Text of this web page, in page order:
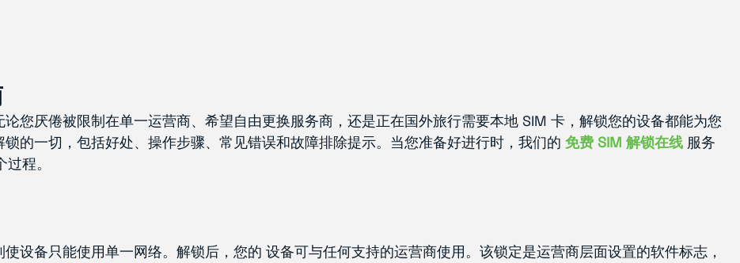
您厌倦被限制在单一运营商、希望自由更换服务商，还是正在国外旅行需要本地 SIM 卡，解锁您的设备都能为您
的一切，包括好处、操作步骤、常见错误和故障排除提示。当您准备好进行时，我们的 免费 SIM 解锁在线 服务
程。
设备只能使用单一网络。解锁后，您的 设备可与任何支持的运营商使用。该锁定是运营商层面设置的软件标志，